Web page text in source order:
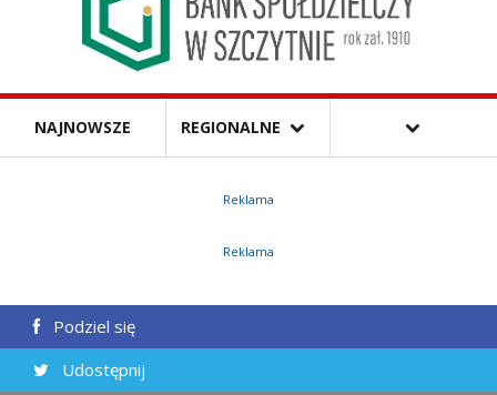
NAJNOWSZE REGIONALNE
Reklama
Reklama
Podziel się
Udostępnij